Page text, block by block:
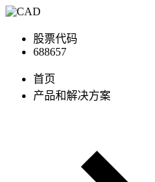
股票代码
688657
首页
产品和解决方案